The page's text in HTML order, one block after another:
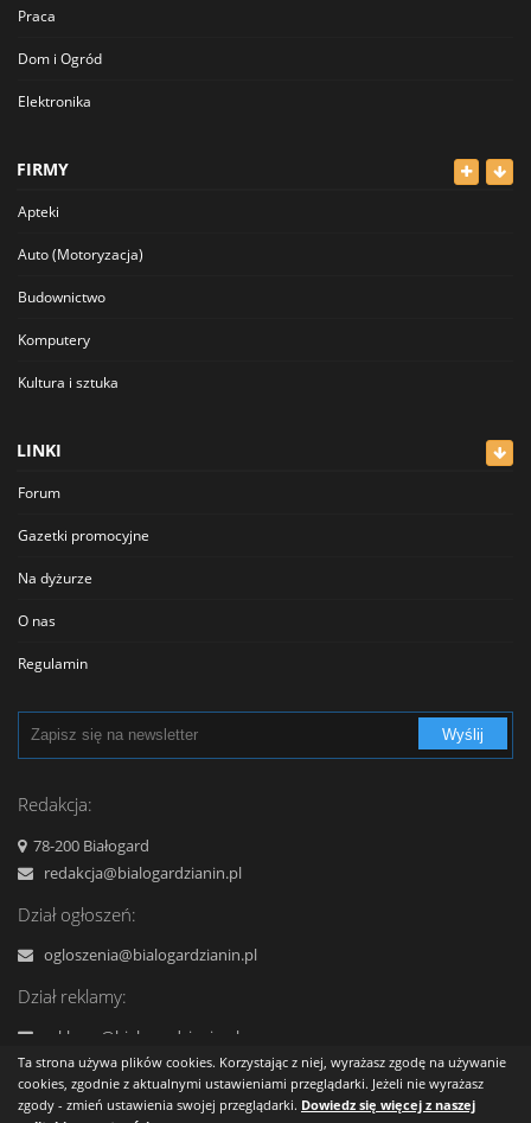
Praca
Dom i Ogród
Elektronika
FIRMY
Apteki
Auto (Motoryzacja)
Budownictwo
Komputery
Kultura i sztuka
Turystyka - Wypoczynek
Usługi
Zabytki, Obiekty
LINKI
Forum
Gazetki promocyjne
Na dyżurze
O nas
Regulamin
Cennik
Wyślij
Redakcja:
78-200 Białogard
redakcja@bialogardzianin.pl
Dział ogłoszeń:
ogloszenia@bialogardzianin.pl
Dział reklamy:
reklama@bialogardzianin.pl
+48 577 959 444
Ta strona używa plików cookies. Korzystając z niej, wyrażasz zgodę na używanie
cookies, zgodnie z aktualnymi ustawieniami przeglądarki. Jeżeli nie wyrażasz
zgody - zmień ustawienia swojej przeglądarki. Dowiedz się więcej z naszej